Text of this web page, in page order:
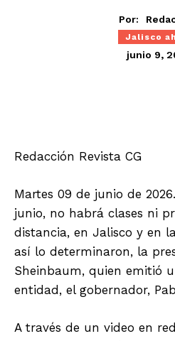
Por:
Jalisco
junio 9,
Redacción Revista CG
Martes 09 de junio de
junio, no habrá clases ni
distancia, en Jalisco y en
así lo determinaron, la
Sheinbaum, quien emitió
entidad, el gobernador,
A través de un video en